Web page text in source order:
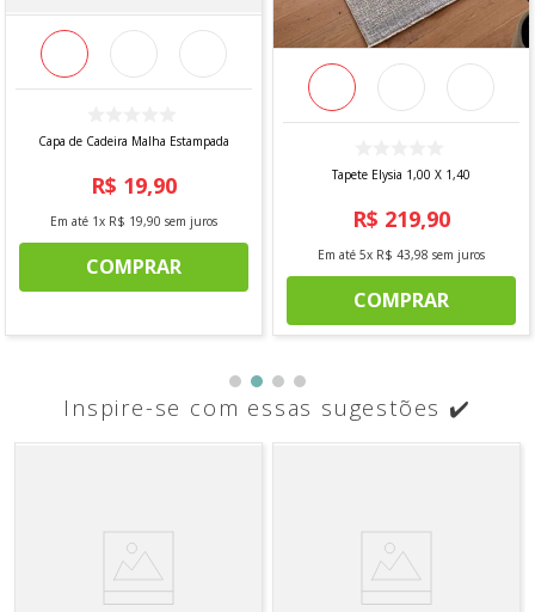
Capa de Cadeira Malha Estampada
R$ 19,90
Em até 1x R$ 19,90 sem juros
COMPRAR
Tapete Elysia 1,00 X 1,40
R$ 219,90
Em até 5x R$ 43,98 sem juros
COMPRAR
Inspire-se com essas sugestões ✔️